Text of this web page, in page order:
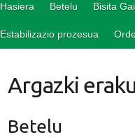
Hasiera Betelu Bisita
Estabilizazio prozesua
Argazki
Betelu